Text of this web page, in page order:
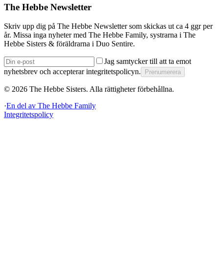
The Hebbe Newsletter
Skriv upp dig på The Hebbe Newsletter som skickas ut ca 4 ggr per
år. Missa inga nyheter med The Hebbe Family, systrarna i The
Hebbe Sisters & föräldrarna i Duo Sentire.
Jag samtycker till att ta emot
nyhetsbrev och accepterar integritetspolicyn.
Prenumerera
© 2026 The Hebbe Sisters. Alla rättigheter förbehållna.
·En del av The Hebbe Family
Integritetspolicy